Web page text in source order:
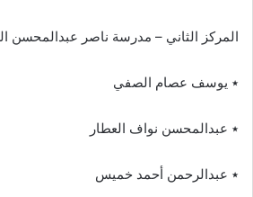
المركز الثاني – مدرسة ناصر عبدالمحسن
٭ يوسف عصام الصفي
٭ عبدالمحسن نواف العطار
٭ عبدالرحمن أحمد خميس